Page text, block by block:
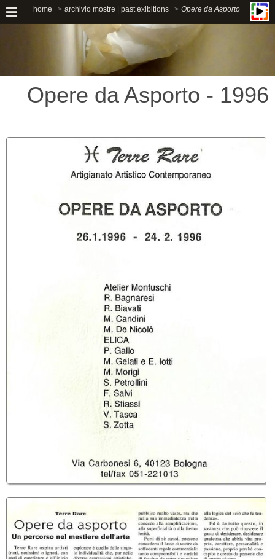
home archivio mostre | past exibitions Opere da Asporto
Opere da Asporto - 1996